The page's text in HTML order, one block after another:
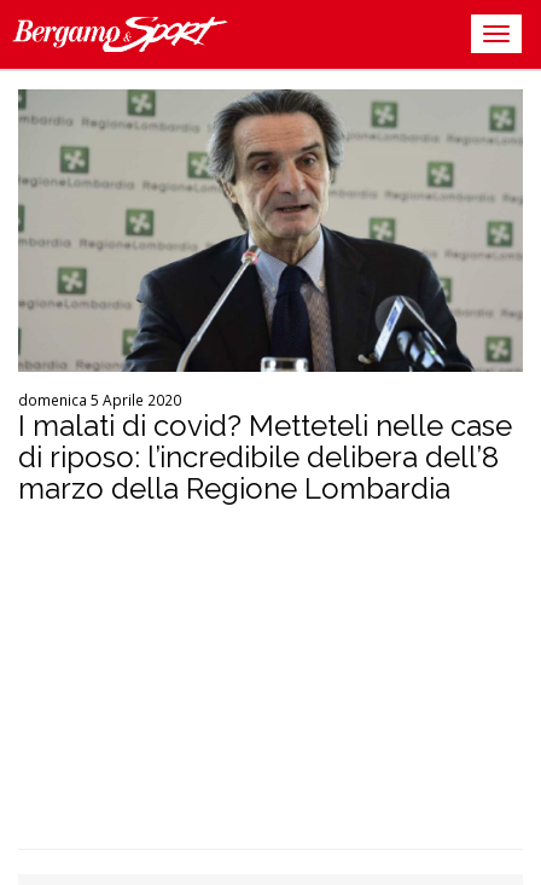
domenica 5 Aprile 2020
I malati di covid? Metteteli nelle case
di riposo: l’incredibile delibera dell’8
marzo della Regione Lombardia